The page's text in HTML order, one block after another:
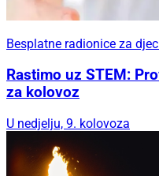
Besplatne radionice za
Rastimo uz STEM:
za kolovoz
U nedjelju, 9. kolovoza